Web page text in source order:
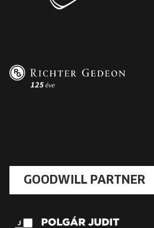
GOODWILL PARTNER